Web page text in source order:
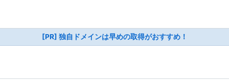
[PR] 独自ドメインは早めの取得がおすすめ！